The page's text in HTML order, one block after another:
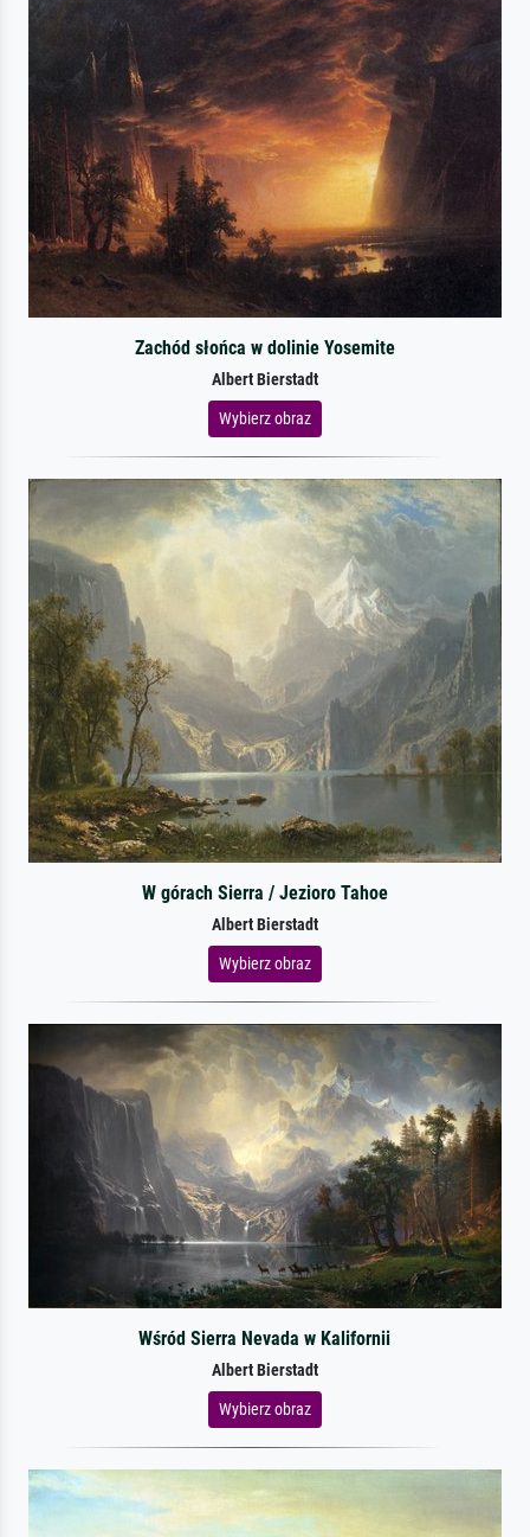
Zachód słońca w dolinie Yosemite
Albert Bierstadt
Wybierz obraz
W górach Sierra / Jezioro Tahoe
Albert Bierstadt
Wybierz obraz
Wśród Sierra Nevada w Kalifornii
Albert Bierstadt
Wybierz obraz